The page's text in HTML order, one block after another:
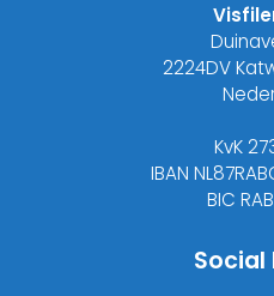
2224DV
KvK
IBAN
BIC
Social